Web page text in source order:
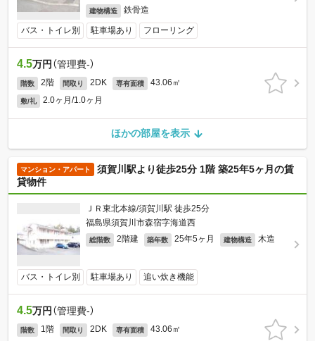
建物構造 鉄骨造
バス・トイレ別 駐車場あり フローリング
4.5万円 （管理費-）
階数 2階 間取り 2DK 専有面積 43.06㎡
敷/礼 2.0ヶ月/1.0ヶ月
ほかの部屋を表示
マンション・アパート
須賀川駅より徒歩25分 1階 築25年5ヶ月の賃
貸物件
ＪＲ東北本線/須賀川駅 徒歩25分
福島県須賀川市森宿字海道西
総階数 2階建 築年数 25年5ヶ月 建物構造 木造
バス・トイレ別 駐車場あり 追い炊き機能
4.5万円 （管理費-）
階数 1階 間取り 2DK 専有面積 43.06㎡